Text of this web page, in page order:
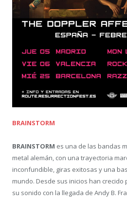
BRAINSTORM
BRAINSTORM es una de las bandas
metal alemán, con una trayectoria
inconfundible, giras exitosas y una
mundo. Desde sus inicios han
su sonido con la llegada de Andy B.